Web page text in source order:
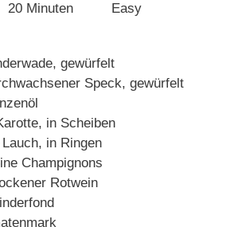
20 Minuten
Easy
gewürfelt
Speck, gewürfelt
in Scheiben
in Ringen
Champignons
Rotwein